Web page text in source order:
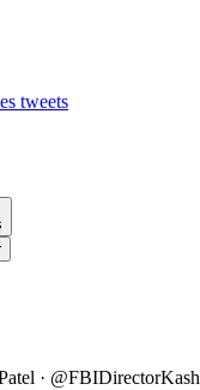
tweets
· @FBIDirectorKash